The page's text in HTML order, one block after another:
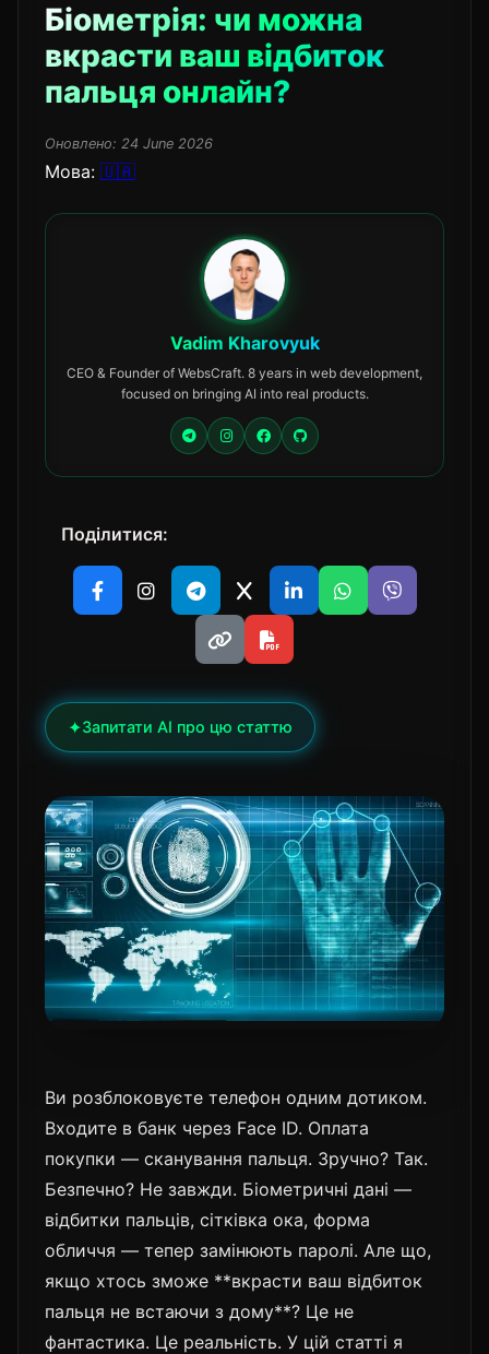
Біометрія: чи можна
вкрасти ваш відбиток
пальця онлайн?
Оновлено: 24 June 2026
Мова: 🇺🇦
Vadim Kharovyuk
CEO & Founder of WebsCraft. 8 years in web development,
focused on bringing AI into real products.
Поділитися:
✦Запитати AI про цю статтю
Ви розблоковуєте телефон одним дотиком.
Входите в банк через Face ID. Оплата
покупки — сканування пальця. Зручно? Так.
Безпечно? Не завжди. Біометричні дані —
відбитки пальців, сітківка ока, форма
обличчя — тепер замінюють паролі. Але що,
якщо хтось зможе **вкрасти ваш відбиток
пальця не встаючи з дому**? Це не
фантастика. Це реальність. У цій статті я